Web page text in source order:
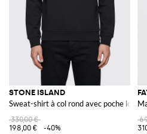
STONE ISLAND
Sweat-shirt à col rond avec poche logo
330,00 €
198,00 €
-40%